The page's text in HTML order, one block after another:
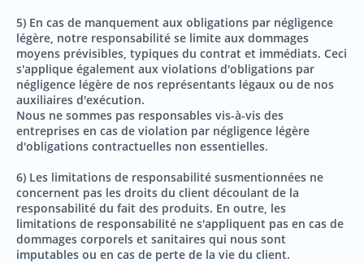
5) En cas de manquement aux obligations par négligence
légère, notre responsabilité se limite aux dommages
moyens prévisibles, typiques du contrat et immédiats. Ceci
s'applique également aux violations d'obligations par
négligence légère de nos représentants légaux ou de nos
auxiliaires d'exécution.
Nous ne sommes pas responsables vis-à-vis des
entreprises en cas de violation par négligence légère
d'obligations contractuelles non essentielles.
6) Les limitations de responsabilité susmentionnées ne
concernent pas les droits du client découlant de la
responsabilité du fait des produits. En outre, les
limitations de responsabilité ne s'appliquent pas en cas de
dommages corporels et sanitaires qui nous sont
imputables ou en cas de perte de la vie du client.